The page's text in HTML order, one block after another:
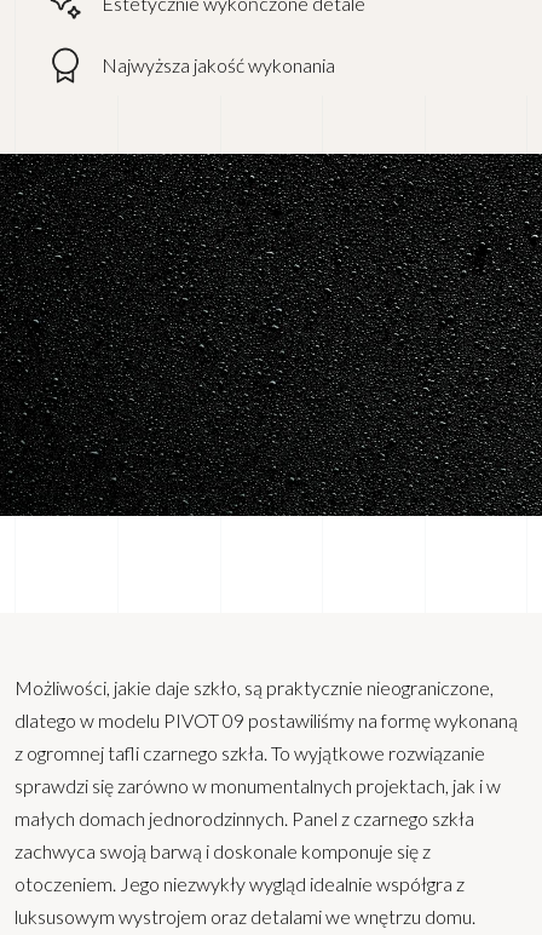
Najwyższa jakość wykonania
Możliwości, jakie daje szkło, są praktycznie nieograniczone,
dlatego w modelu PIVOT 09 postawiliśmy na formę wykonaną
z ogromnej tafli czarnego szkła. To wyjątkowe rozwiązanie
sprawdzi się zarówno w monumentalnych projektach, jak i w
małych domach jednorodzinnych. Panel z czarnego szkła
zachwyca swoją barwą i doskonale komponuje się z
otoczeniem. Jego niezwykły wygląd idealnie współgra z
luksusowym wystrojem oraz detalami we wnętrzu domu.